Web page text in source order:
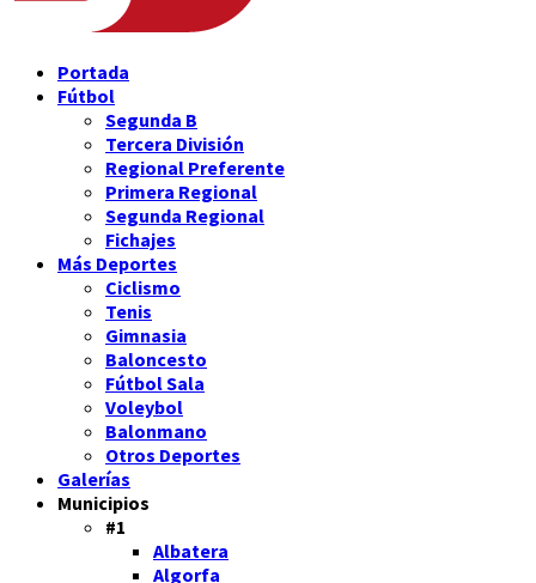
Portada
Fútbol
Segunda B
Tercera División
Regional Preferente
Primera Regional
Segunda Regional
Fichajes
Más Deportes
Ciclismo
Tenis
Gimnasia
Baloncesto
Fútbol Sala
Voleybol
Balonmano
Otros Deportes
Galerías
Municipios
#1
Albatera
Algorfa